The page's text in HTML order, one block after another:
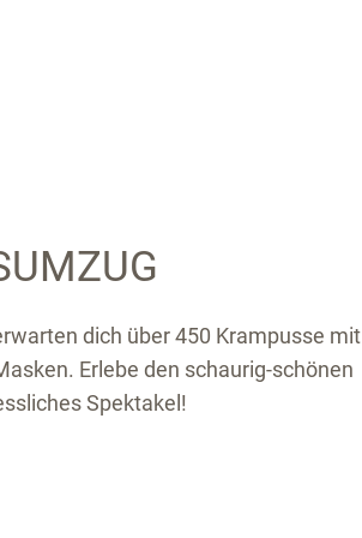
dich über 450 Krampusse mit
Erlebe den schaurig-schönen
Spektakel!